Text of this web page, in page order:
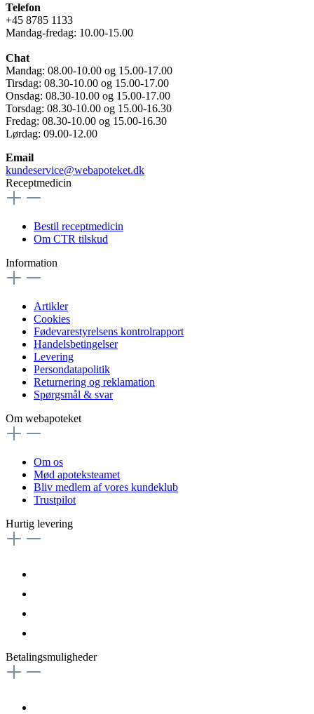
Telefon
+45 8785 1133
Mandag-fredag: 10.00-15.00
Chat
Mandag: 08.00-10.00 og 15.00-17.00
Tirsdag: 08.30-10.00 og 15.00-17.00
Onsdag: 08.30-10.00 og 15.00-17.00
Torsdag: 08.30-10.00 og 15.00-16.30
Fredag: 08.30-10.00 og 15.00-16.30
Lørdag: 09.00-12.00
Email
kundeservice@webapoteket.dk
Receptmedicin
Bestil receptmedicin
Om CTR tilskud
Information
Artikler
Cookies
Fødevarestyrelsens kontrolrapport
Handelsbetingelser
Levering
Persondatapolitik
Returnering og reklamation
Spørgsmål & svar
Om webapoteket
Om os
Mød apoteksteamet
Bliv medlem af vores kundeklub
Trustpilot
Hurtig levering
Betalingsmuligheder